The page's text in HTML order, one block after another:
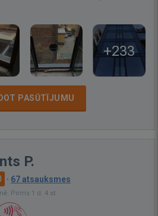
+233
PASŪTĪJUMU
P.
· 67 atsauksmes
Pirms 1 d. 4 st.